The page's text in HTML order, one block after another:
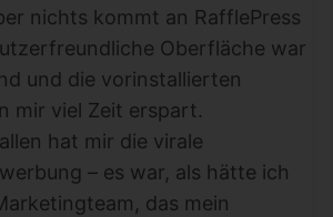
nichts kommt an RafflePress
Oberfläche war
und die vorinstallierten
mir viel Zeit erspart.
hat mir die virale
– es war, als hätte ich
das mein